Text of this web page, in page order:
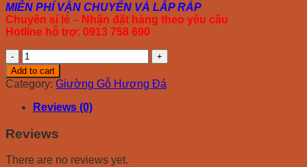
MIỄN PHÍ VẬN CHUYỂN VÀ LẮP RÁP
Chuyên sỉ lẻ – Nhận đặt hàng theo yêu cầu
Hotline hỗ trợ: 0913 758 690
Giường
Gỗ
Hương
Đá
Ngăn
Kéo
Phản
Liền
Add to cart
Category: Giường Gỗ Hương Đá
Reviews (0)
Reviews
There are no reviews yet.